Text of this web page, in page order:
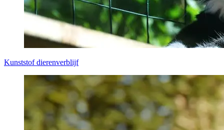
Kunststof dierenverblijf